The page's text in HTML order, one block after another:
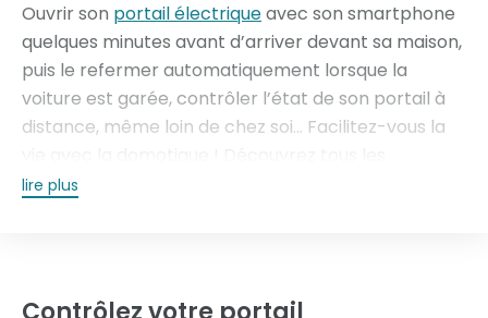
Ouvrir son portail électriqueavec son smartphone
quelques minutes avant d’arriver devant sa maison,
puis le refermer automatiquement lorsque la
voiture est garée, contrôler l’état de son portail à
distance, même loin de chez soi… Facilitez-vous la
bénéfices confort et sécurité de l’appli Connexoon
lire plus